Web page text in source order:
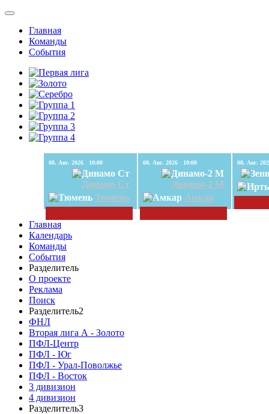
Главная
Команды
События
08. Авг. 2026 10:00
Динамо Ст
Тюмень
08. Авг. 2026 10:00
Динамо-2 М
Амкар
Главная
Календарь
Команды
События
Разделитель
О проекте
Реклама
Поиск
Разделитель2
ФНЛ
Вторая лига А - Золото
ПФЛ-Центр
ПФЛ - Юг
ПФЛ - Урал-Поволжье
ПФЛ - Восток
3 дивизион
4 дивизион
Разделитель3